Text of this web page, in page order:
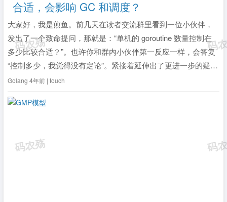
合适，会影响 GC 和调度？
大家好，我是煎鱼。前几天在读者交流群里看到一位小伙伴，
发出了一个致命提问，那就是：“单机的 goroutine 数量控制在
多少比较合适？”。也许你和群内小伙伴第一反应一样，会答复
“控制多少，我觉得没有定论”。紧接着延伸出了更进一步的疑
惑：“goroutine 太多了会影响 gc 和调度吧，主要是怎么预算这
文》
Golang 4年前 | touch